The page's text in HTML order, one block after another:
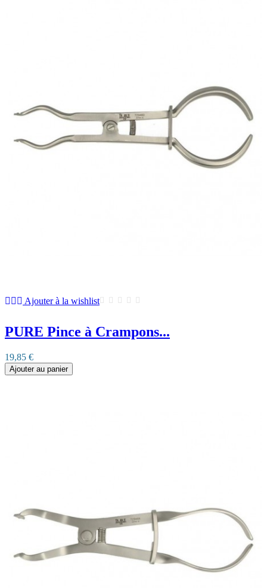
Ajouter à la wishlist
PURE Pince à Crampons...
19,85 €
Ajouter au panier